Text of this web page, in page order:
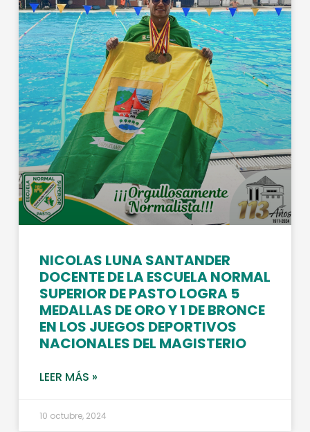
NICOLAS LUNA SANTANDER
DOCENTE DE LA ESCUELA NORMAL
SUPERIOR DE PASTO LOGRA 5
MEDALLAS DE ORO Y 1 DE BRONCE
EN LOS JUEGOS DEPORTIVOS
NACIONALES DEL MAGISTERIO
LEER MÁS »
10 octubre, 2024